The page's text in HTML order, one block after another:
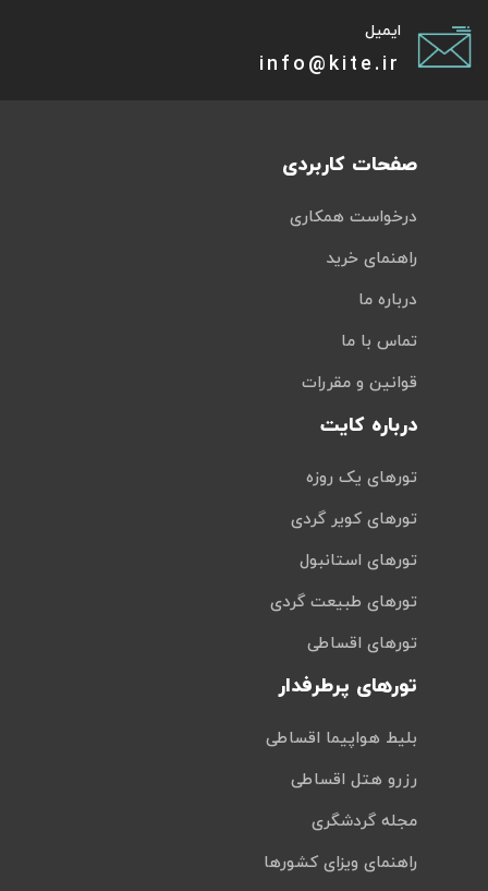
ایمیل
info@kite.ir
صفحات کاربردی
درخواست همکاری
راهنمای خرید
درباره ما
تماس با ما
قوانین و مقررات
درباره کایت
تورهای یک روزه
تورهای کویر گردی
تورهای استانبول
تورهای طبیعت گردی
تورهای اقساطی
تورهای پرطرفدار
بلیط هواپیما اقساطی
رزرو هتل اقساطی
مجله گردشگری
راهنمای ویزای کشورها